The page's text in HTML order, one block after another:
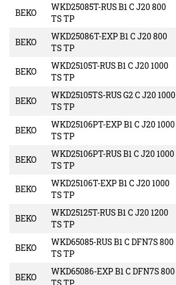
BEKO
WKD25085T-RUS B1 C J20 800
TS TP
BEKO
WKD25086T-EXP B1 C J20 800
TS TP
BEKO
WKD25105T-RUS B1 C J20 1000
TS TP
BEKO
WKD25105TS-RUS G2 C J20 1000
TS TP
BEKO
WKD25106PT-EXP B1 C J20 1000
TS TP
BEKO
WKD25106PT-RUS B1 C J20 1000
TS TP
BEKO
WKD25106T-EXP B1 C J20 1000
TS TP
BEKO
WKD25125T-RUS B1 C J20 1200
TS TP
BEKO
WKD65085-RUS B1 C DFN7S 800
TS TP
BEKO
WKD65086-EXP B1 C DFN7S 800
TS TP